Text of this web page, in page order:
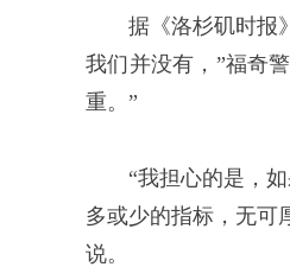
据《洛杉矶时报
我们并没有，”福奇
重。”
“我担心的是，
多或少的指标，无
说。